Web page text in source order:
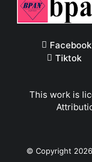
Facebook
Tiktok
This work is
© Copyright 2026